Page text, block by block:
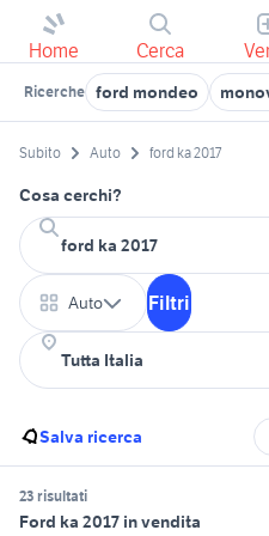
Home Cerca
Ricerche ford mondeo
Subito Auto ford ka 2017
Cosa cerchi?
Auto Filtri
Salva ricerca
23 risultati
Ford ka 2017 in vendita